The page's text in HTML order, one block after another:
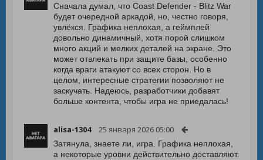
Сначала думал, что Coast Defender - Blitz War
будет очередной аркадой, но, честно говоря,
увлёкся. Графика неплохая, а геймплей
довольно динамичный, хотя порой слишком
много акций и мелких деталей на экране. Это
может отвлекать при защите базы, особенно
когда враги атакуют со всех сторон. Но в
целом, интересные стратегии позволяют не
заскучать. Надеюсь, разработчики добавят
больше контента, чтобы игра не приедалась!
alisa-1304 25 января 2026 05:00
Затянула, знаете ли, игра. Графика неплохая,
а некоторые уровни действительно доставляют.